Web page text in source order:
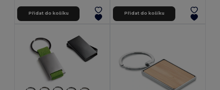
Přidat do košíku Přidat do košíku